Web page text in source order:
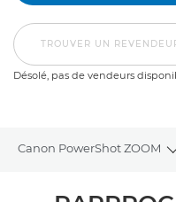
TROUVER UN
Désolé, pas de vendeurs
Canon PowerShot ZOOM